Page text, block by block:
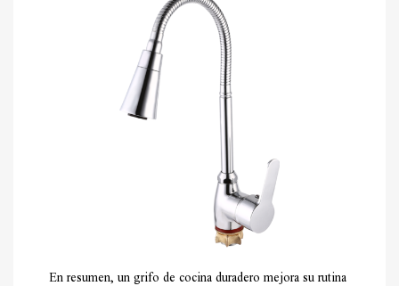
En resumen, un grifo de cocina duradero mejora su rutina